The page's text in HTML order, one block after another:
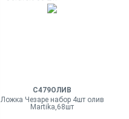
С479ОЛИВ
Ложка Чезаре набор 4шт олив
Martika,68шт